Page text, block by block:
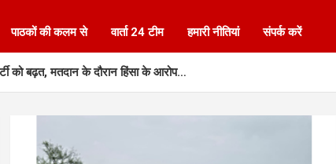
पाठकों की कलम से वार्ता 24 टीम हमारी नीतियां संपर्क करें
को बढ़त, मतदान के दौरान हिंसा के आरोप…
पक्के आवास का सपना हुआ पूरा, मिला सुरक्षित और सम्मानजनक जीवन…